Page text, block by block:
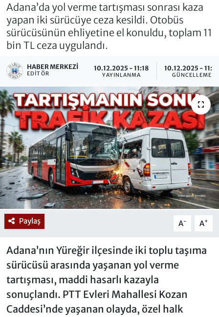
Adana’da yol verme tartışması sonrası kaza
yapan iki sürücüye ceza kesildi. Otobüs
sürücüsünün ehliyetine el konuldu, toplam 11
bin TL ceza uygulandı.
HABER MERKEZI
EDITÖR
10.12.2025 - 11:18
YAYINLANMA
10.12.2025 -
GÜNCELLEME
Paylaş A- A+
Adana’nın Yüreğir ilçesinde iki toplu taşıma
sürücüsü arasında yaşanan yol verme
tartışması, maddi hasarlı kazayla
sonuçlandı. PTT Evleri Mahallesi Kozan
Caddesi’nde yaşanan olayda, özel halk